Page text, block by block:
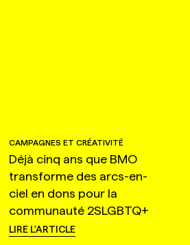
CAMPAGNES ET CRÉATIVITÉ
Déjà cinq ans que BMO
transforme des arcs-en-
ciel en dons pour la
communauté 2SLGBTQ+
LIRE L'ARTICLE